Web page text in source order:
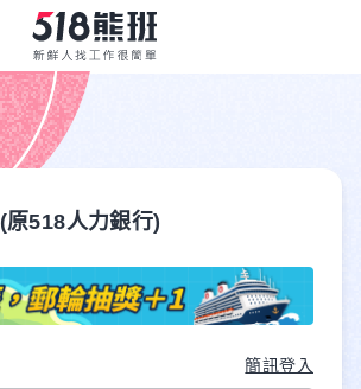
(原518人力銀行)
簡訊登入